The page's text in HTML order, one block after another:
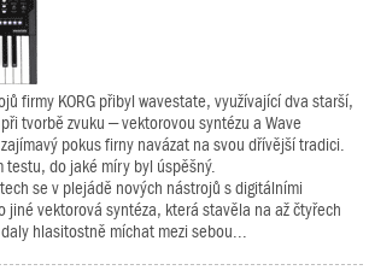
firmy KORG přibyl wavestate, využívající dva starší,
tvorbě zvuku – vektorovou syntézu a Wave
pokus firny navázat na svou dřívější tradici.
testu, do jaké míry byl úspěšný.
se v plejádě nových nástrojů s digitálními
jiné vektorová syntéza, která stavěla na až čtyřech
hlasitostně míchat mezi sebou...